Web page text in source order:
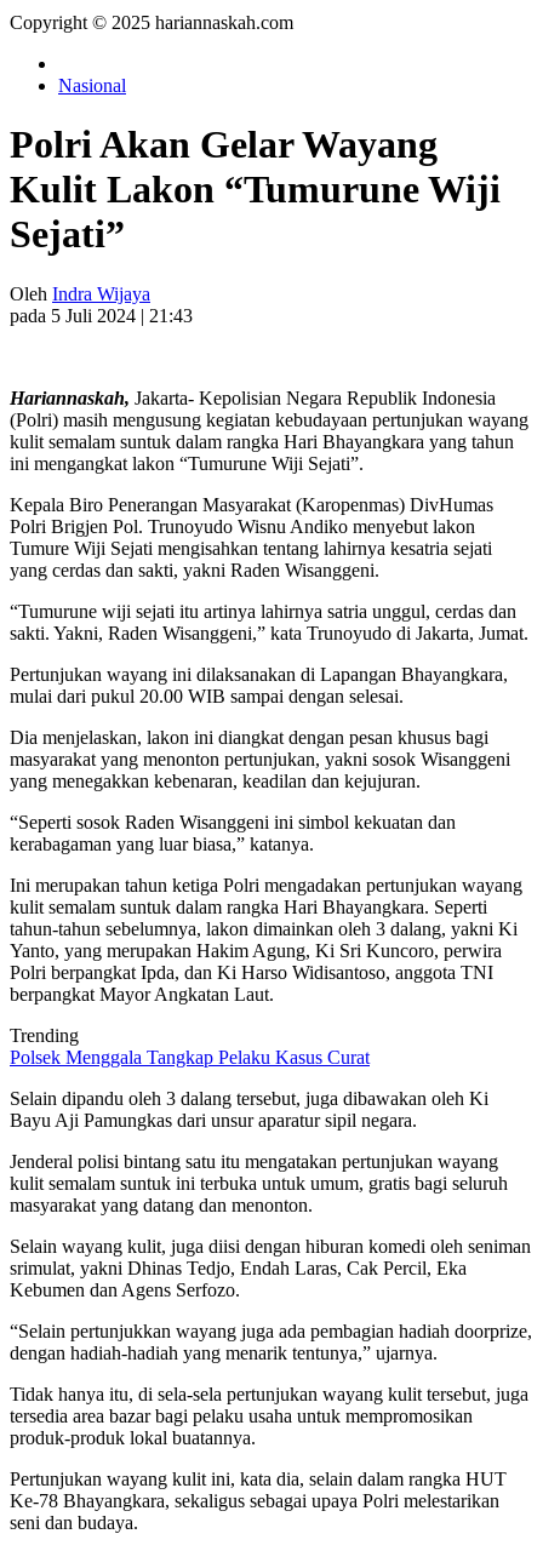
Copyright © 2025 hariannaskah.com
Nasional
Polri Akan Gelar Wayang
Kulit Lakon “Tumurune Wiji
Sejati”
Oleh Indra Wijaya
pada 5 Juli 2024 | 21:43
Hariannaskah, Jakarta- Kepolisian Negara Republik Indonesia
(Polri) masih mengusung kegiatan kebudayaan pertunjukan wayang
kulit semalam suntuk dalam rangka Hari Bhayangkara yang tahun
ini mengangkat lakon “Tumurune Wiji Sejati”.
Kepala Biro Penerangan Masyarakat (Karopenmas) DivHumas
Polri Brigjen Pol. Trunoyudo Wisnu Andiko menyebut lakon
Tumure Wiji Sejati mengisahkan tentang lahirnya kesatria sejati
yang cerdas dan sakti, yakni Raden Wisanggeni.
“Tumurune wiji sejati itu artinya lahirnya satria unggul, cerdas dan
sakti. Yakni, Raden Wisanggeni,” kata Trunoyudo di Jakarta, Jumat.
Pertunjukan wayang ini dilaksanakan di Lapangan Bhayangkara,
mulai dari pukul 20.00 WIB sampai dengan selesai.
Dia menjelaskan, lakon ini diangkat dengan pesan khusus bagi
masyarakat yang menonton pertunjukan, yakni sosok Wisanggeni
yang menegakkan kebenaran, keadilan dan kejujuran.
“Seperti sosok Raden Wisanggeni ini simbol kekuatan dan
kerabagaman yang luar biasa,” katanya.
Ini merupakan tahun ketiga Polri mengadakan pertunjukan wayang
kulit semalam suntuk dalam rangka Hari Bhayangkara. Seperti
tahun-tahun sebelumnya, lakon dimainkan oleh 3 dalang, yakni Ki
Yanto, yang merupakan Hakim Agung, Ki Sri Kuncoro, perwira
Polri berpangkat Ipda, dan Ki Harso Widisantoso, anggota TNI
berpangkat Mayor Angkatan Laut.
Trending
Polsek Menggala Tangkap Pelaku Kasus Curat
Selain dipandu oleh 3 dalang tersebut, juga dibawakan oleh Ki
Bayu Aji Pamungkas dari unsur aparatur sipil negara.
Jenderal polisi bintang satu itu mengatakan pertunjukan wayang
kulit semalam suntuk ini terbuka untuk umum, gratis bagi seluruh
masyarakat yang datang dan menonton.
Selain wayang kulit, juga diisi dengan hiburan komedi oleh seniman
srimulat, yakni Dhinas Tedjo, Endah Laras, Cak Percil, Eka
Kebumen dan Agens Serfozo.
“Selain pertunjukkan wayang juga ada pembagian hadiah doorprize,
dengan hadiah-hadiah yang menarik tentunya,” ujarnya.
Tidak hanya itu, di sela-sela pertunjukan wayang kulit tersebut, juga
tersedia area bazar bagi pelaku usaha untuk mempromosikan
produk-produk lokal buatannya.
Pertunjukan wayang kulit ini, kata dia, selain dalam rangka HUT
Ke-78 Bhayangkara, sekaligus sebagai upaya Polri melestarikan
seni dan budaya.